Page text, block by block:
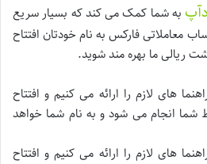
به شما کمک می کند که بسیار سریع
معاملاتی فارکس به نام خودتان افتتاح
ریالی ما بهره مند شوید.
های لازم را ارائه می کنیم و افتتاح
انجام می شود و به نام شما خواهد
های لازم را ارائه می کنیم و افتتاح